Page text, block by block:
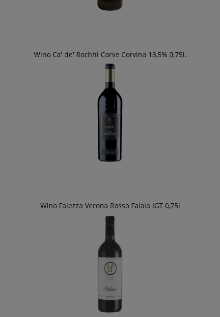
Wino Ca' de' Rochhi Corve Corvina 13,5% 0,75l.
Wino Falezza Verona Rosso Falaia IGT 0,75l